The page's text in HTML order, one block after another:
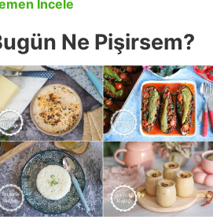
İncele
Ne Pişirsem?